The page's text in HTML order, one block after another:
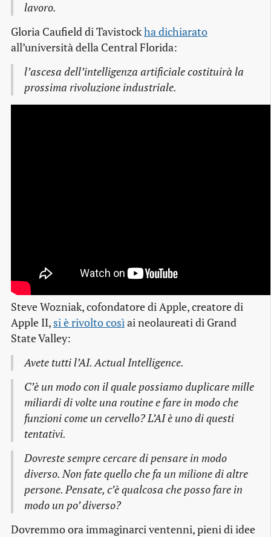
lavoro.
Gloria Caufield di Tavistockha dichiarato
all’università della Central Florida:
l’ascesa dell’intelligenza artificiale costituirà la
prossima rivoluzione industriale.
Steve Wozniak, cofondatore di Apple, creatore di
Apple II, si è rivolto così ai neolaureati di Grand
State Valley:
Avete tutti l’AI. Actual Intelligence.
C’è un modo con il quale possiamo duplicare mille
miliardi di volte una routine e fare in modo che
funzioni come un cervello? L’AI è uno di questi
tentativi.
Dovreste sempre cercare di pensare in modo
diverso. Non fate quello che fa un milione di altre
persone. Pensate, c’è qualcosa che posso fare in
modo un po’ diverso?
Dovremmo ora immaginarci ventenni, pieni di idee